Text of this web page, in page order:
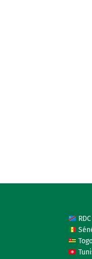
RDC